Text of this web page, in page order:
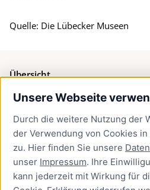
Unsere Webseite
Durch die weitere Nutzung der
der Verwendung von Cookies
zu. Hier finden Sie unsere
unser Impressum. Ihre
kann jederzeit mit Wirkung für
Quelle: Die Lübecker Museen
Übersicht
Bürgerservice
Presse
Newsletter Lübeck:kompakt
Kontakt